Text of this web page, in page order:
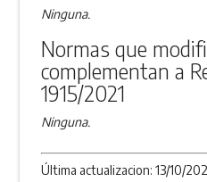
Ninguna.
Normas que
complementan a
1915/2021
Ninguna.
Última actualizacion: 13/10/